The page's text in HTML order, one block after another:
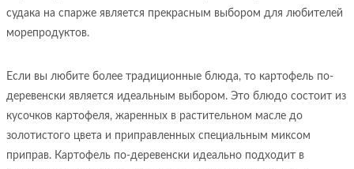
судака на спарже является прекрасным выбором для любителей
морепродуктов.
Если вы любите более традиционные блюда, то картофель по-
деревенски является идеальным выбором. Это блюдо состоит из
кусочков картофеля, жаренных в растительном масле до
золотистого цвета и приправленных специальным миксом
приправ. Картофель по-деревенски идеально подходит в